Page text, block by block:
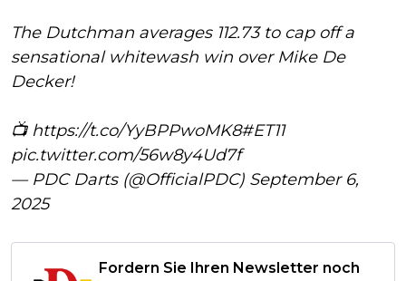
The Dutchman averages 112.73 to cap off a
sensational whitewash win over Mike De
Decker!
📺 https://t.co/YyBPPwoMK8#ET11
pic.twitter.com/56w8y4Ud7f
— PDC Darts (@OfficialPDC) September 6,
2025
Fordern Sie Ihren Newsletter noch